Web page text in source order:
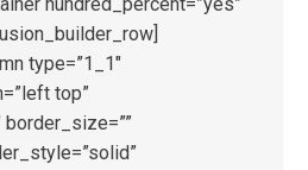
type=”1_1″
top”
border_size=””